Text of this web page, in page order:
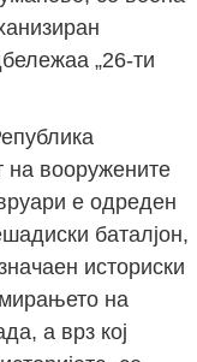
„26-ти
на вооружените
е одреден
баталјон,
историски
на
а врз кој